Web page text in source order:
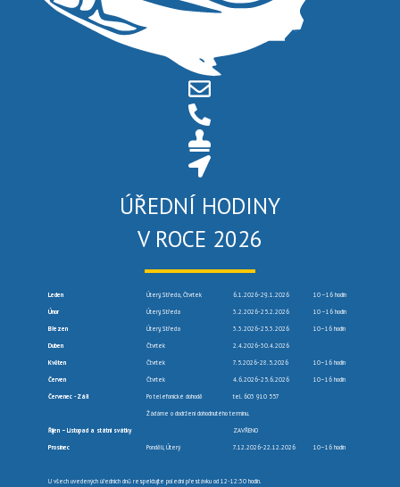
ÚŘEDNÍ HODINY
V ROCE 2026
Leden Úterý, Středa, Čtvrtek 6.1.2026-29.1.2026 10 –16 hodin
Únor Úterý, Středa 3.2.2026-25.2.2026 10 –16 hodin
Březen Úterý, Středa 3.3.2026-25.3.2026 10–16 hodin
Duben Čtvrtek 2.4.2026-30.4.2026
Květen Čtvrtek 7.5.2026-28.5.2026 10–16 hodin
Červen Čtvrtek 4.6.2026-25.6.2026 10–16 hodin
Červenec -Září Po telefonické dohodě tel. 603 910 557
Žádáme o dodržení dohodnutého termínu.
Říjen – Listopad a státní svátky ZAVŘENO
Prosinec Pondělí, Úterý 7.12.2026-22.12.2026 10–16 hodin
U všech uvedených úředních dnů respektujte polední přestávku od 12-12:30 hodin.